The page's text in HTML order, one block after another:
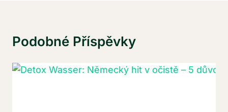
Podobné Příspěvky